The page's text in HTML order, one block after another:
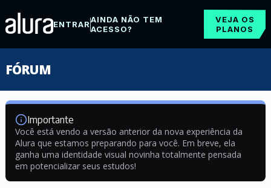
ENTRARAINDA NÃO TEM
ACESSO?
VEJA OS
PLANOS
FÓRUM
Importante
Você está vendo a versão anterior da nova experiência da
Alura que estamos preparando para você. Em breve, ela
ganha uma identidade visual novinha totalmente pensada
em potencializar seus estudos!